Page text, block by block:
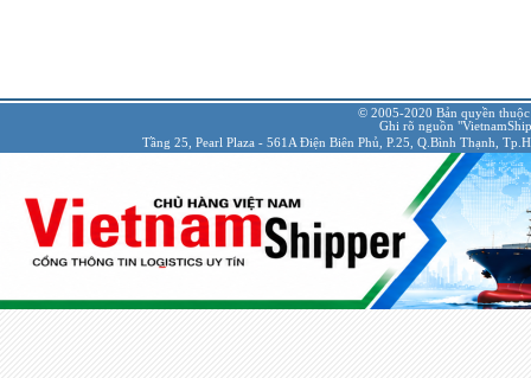
© 2005-2020 Bản quyền
Ghi rõ nguồn
Tầng 25, Pearl Plaza - 561A Điện Biên Phủ, P.25, Q.Bình Thạnh,